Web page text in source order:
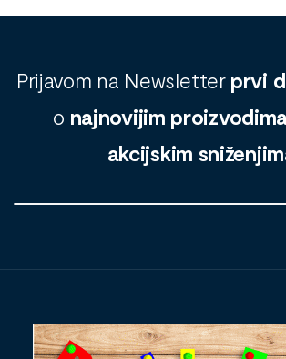
Prijavom na Newsletter prvi
o najnovijim
akcijskim